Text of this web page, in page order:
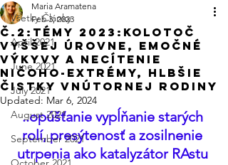
Všetky Články
April 2021
June 2021
July 2021
August 2021
September 2021
Č.2:Témy 2023:Kolotoč
Vyššej Úrovne, Emočné
Výkyvy a Necítenie
Ničoho-Extrémy, Hlbšie
Čistky Vnútornej Rodiny
Maria Aramatena
Feb 3, 2023
Updated: Mar 6, 2024
..opúšťanie vypĺňanie starých
rolí, presýtenosť a zosilnenie
utrpenia ako katalyzátor RAstu